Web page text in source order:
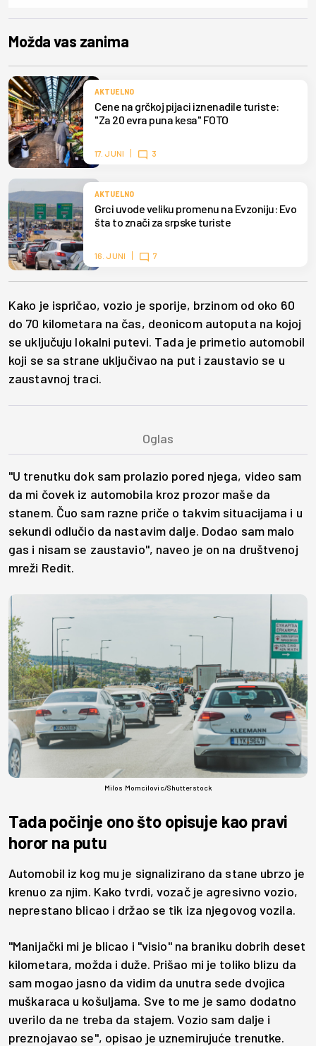
Možda vas zanima
AKTUELNO
Cene na grčkoj pijaci iznenadile turiste:
"Za 20 evra puna kesa" FOTO
17. JUNI 3
AKTUELNO
Grci uvode veliku promenu na Evzoniju: Evo
šta to znači za srpske turiste
16. JUNI 7
Kako je ispričao, vozio je sporije, brzinom od oko 60
do 70 kilometara na čas, deonicom autoputa na kojoj
se uključuju lokalni putevi. Tada je primetio automobil
koji se sa strane uključivao na put i zaustavio se u
zaustavnoj traci.
"U trenutku dok sam prolazio pored njega, video sam
da mi čovek iz automobila kroz prozor maše da
stanem. Čuo sam razne priče o takvim situacijama i u
sekundi odlučio da nastavim dalje. Dodao sam malo
gas i nisam se zaustavio", naveo je on na društvenoj
mreži Redit.
Milos Momcilovic/Shutterstock
Tada počinje ono što opisuje kao pravi
horor na putu
Automobil iz kog mu je signalizirano da stane ubrzo je
krenuo za njim. Kako tvrdi, vozač je agresivno vozio,
neprestano blicao i držao se tik iza njegovog vozila.
"Manijački mi je blicao i "visio" na braniku dobrih deset
kilometara, možda i duže. Prišao mi je toliko blizu da
sam mogao jasno da vidim da unutra sede dvojica
muškaraca u košuljama. Sve to me je samo dodatno
uverilo da ne treba da stajem. Vozio sam dalje i
preznojavao se", opisao je uznemirujuće trenutke.